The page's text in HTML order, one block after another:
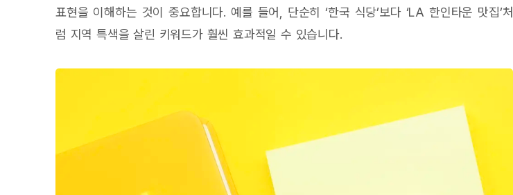
표현을 이해하는 것이 중요합니다. 예를 들어, 단순히 ‘한국 식당’보다 ‘LA 한인타운 맛집’처
럼 지역 특색을 살린 키워드가 훨씬 효과적일 수 있습니다.